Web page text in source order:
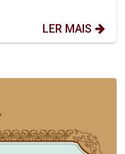
LER MAIS